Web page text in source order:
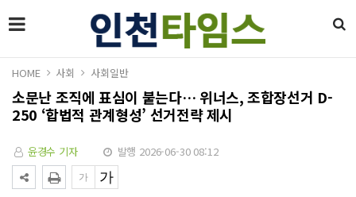
HOME 사회 사회일반
소문난 조직에 표심이 붙는다… 위너스, 조합장선거 D-
250 ‘합법적 관계형성’ 선거전략 제시
윤경수 기자 발행 2026-06-30 08:12